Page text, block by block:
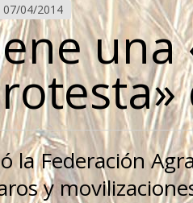
07/04/2014
la Federación
y